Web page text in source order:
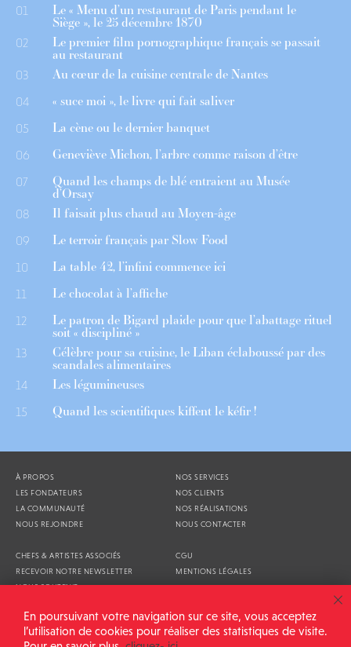
01 Le « Menu d’un restaurant de Paris pendant le
Siège », le 25 décembre 1870
02 Le premier film pornographique français se passait
au restaurant
03 Au cœur de la cuisine centrale de Nantes
04 « suce moi », le livre qui fait saliver
05 La cène ou le dernier banquet
06 Geneviève Michon, l’arbre comme raison d’être
07 Quand les champs de blé entraient au Musée
d’Orsay
08 Il faisait plus chaud au Moyen-âge
09 Le terroir français par Slow Food
10 La table 42, l’infini commence ici
11 Le chocolat à l’affiche
12 Le patron de Bigard plaide pour que l’abattage rituel
soit « discipliné »
13 Célèbre pour sa cuisine, le Liban éclaboussé par des
scandales alimentaires
14 Les légumineuses
15 Quand les scientifiques kiffent le kéfir !
À PROPOS
LES FONDATEURS
LA COMMUNAUTÉ
NOUS REJOINDRE
NOS SERVICES
NOS CLIENTS
NOS RÉALISATIONS
NOUS CONTACTER
CHEFS & ARTISTES ASSOCIÉS
RECEVOIR NOTRE NEWSLETTER
NOUS SOUTENIR
CGU
MENTIONS LÉGALES
En poursuivant votre navigation sur ce site, vous acceptez
l’utilisation de cookies pour réaliser des statistiques de visite.